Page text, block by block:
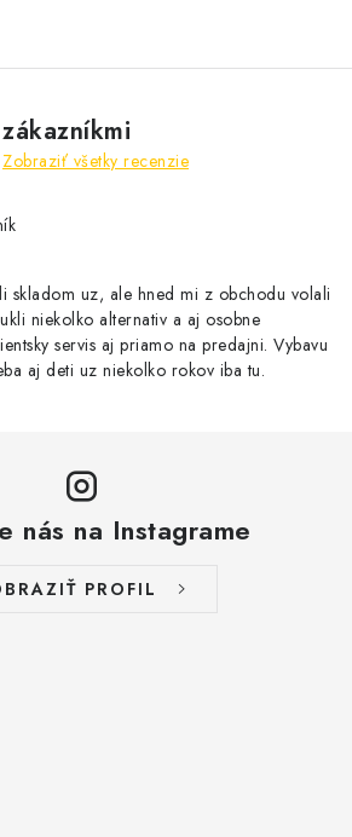
Zobraziť všetky recenzie
skladom uz, ale hned mi z obchodu volali
niekolko alternativ a aj osobne
servis aj priamo na predajni. Vybavu
aj deti uz niekolko rokov iba tu.
nás na Instagrame
PROFIL